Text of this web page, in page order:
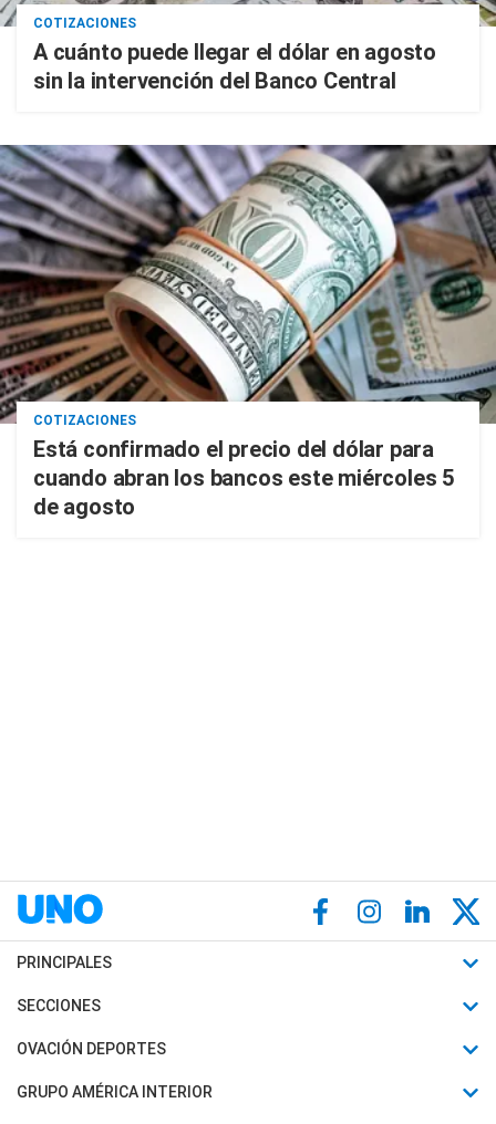
COTIZACIONES
A cuánto puede llegar el dólar en agosto
sin la intervención del Banco Central
COTIZACIONES
Está confirmado el precio del dólar para
cuando abran los bancos este miércoles 5
de agosto
PRINCIPALES
Últimas Noticias
Política
SECCIONES
Horóscopo
Motores
OVACIÓN DEPORTES
Fútbol
GRUPO AMÉRICA INTERIOR